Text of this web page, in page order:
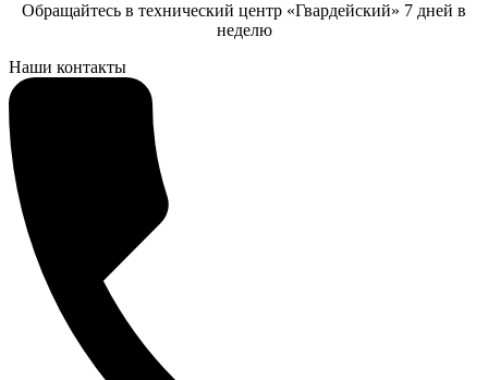
Обращайтесь в технический центр «Гвардейский» 7 дней в
неделю
Наши контакты